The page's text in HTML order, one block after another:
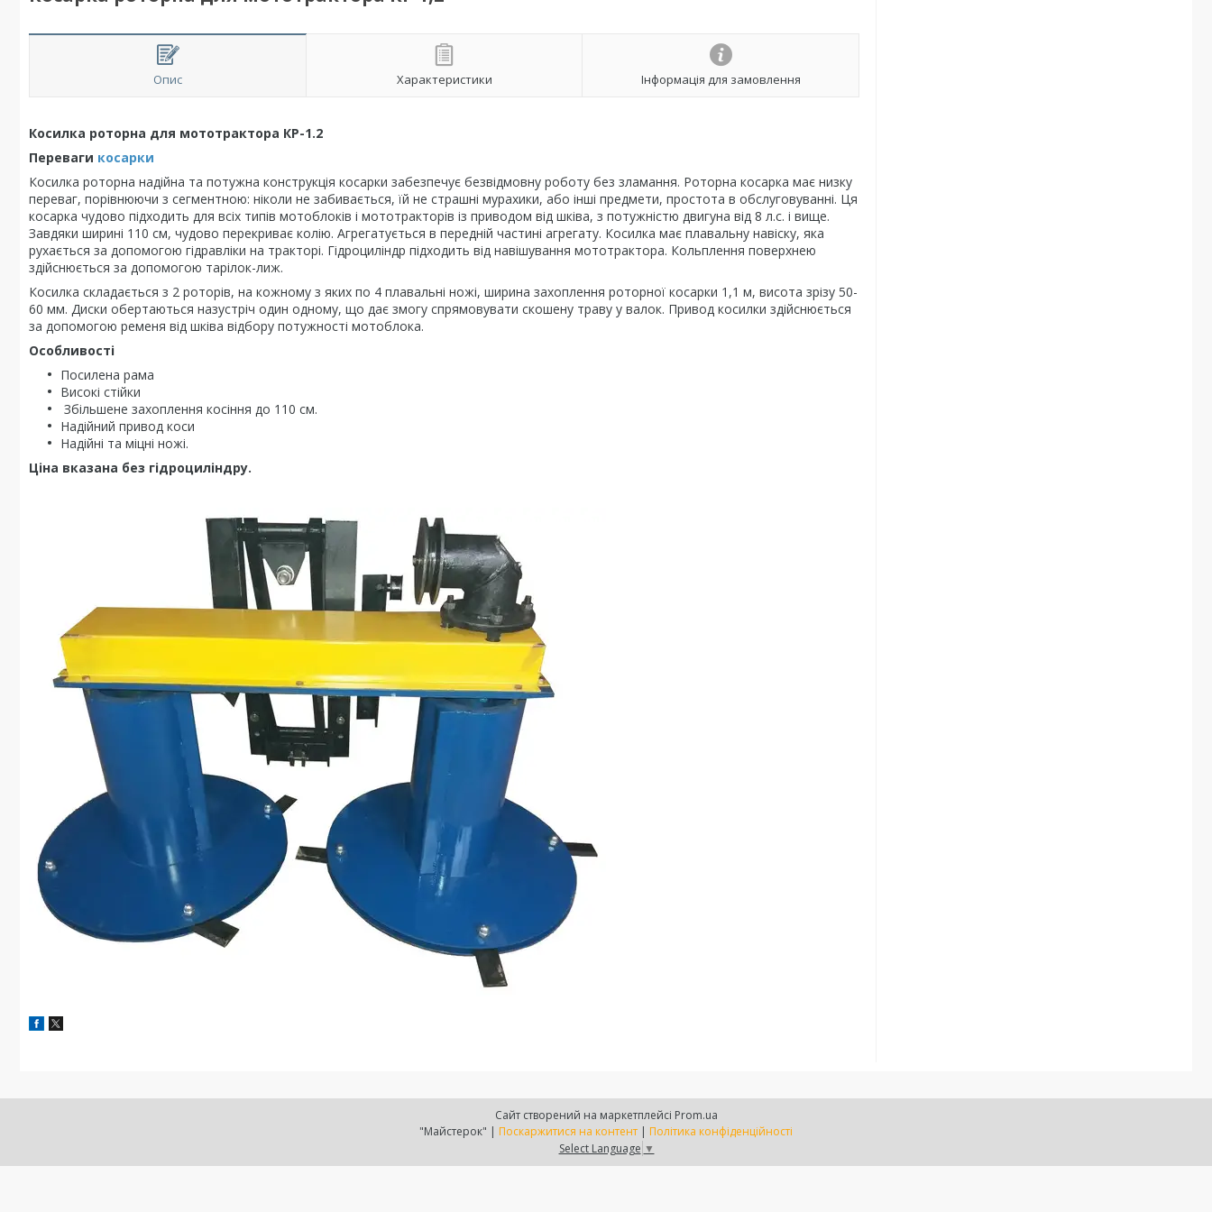
Опис Характеристики Інформація для замовлення
Косилка роторна для мототрактора КР-1.2
Переваги косарки
Косилка роторна надійна та потужна конструкція косарки забезпечує безвідмовну роботу без зламання. Роторна косарка має низку
переваг, порівнюючи з сегментною: ніколи не забивається, їй не страшні мурахики, або інші предмети, простота в обслуговуванні. Ця
косарка чудово підходить для всіх типів мотоблоків і мототракторів із приводом від шківа, з потужністю двигуна від 8 л.с. і вище.
Завдяки ширині 110 см, чудово перекриває колію. Агрегатується в передній частині агрегату. Косилка має плавальну навіску, яка
рухається за допомогою гідравліки на тракторі. Гідроциліндр підходить від навішування мототрактора. Кольплення поверхнею
здійснюється за допомогою тарілок-лиж.
Косилка складається з 2 роторів, на кожному з яких по 4 плавальні ножі, ширина захоплення роторної косарки 1,1 м, висота зрізу 50-
60 мм. Диски обертаються назустріч один одному, що дає змогу спрямовувати скошену траву у валок. Привод косилки здійснюється
за допомогою ременя від шківа відбору потужності мотоблока.
Особливості
Посилена рама
Високі стійки
Збільшене захоплення косіння до 110 см.
Надійний привод коси
Надійні та міцні ножі.
Ціна вказана без гідроциліндру.
Сайт створений на маркетплейсі Prom.ua
"Майстерок" | Поскаржитися на контент | Політика конфіденційності
Select Language ▼